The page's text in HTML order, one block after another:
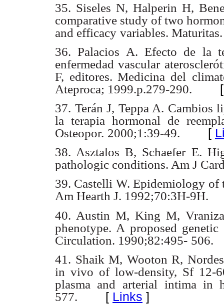
35. Siseles N, Halperin H,
comparative study of two
and efficacy variables.
36. Palacios A. Efecto de la
enfermedad vascular
F, editores. Medicina del
Ateproca; 1999.p.279-290.
37. Terán J, Teppa A. Cambios
la terapia hormonal de
Osteopor. 2000;1:39-49. [
38. Asztalos B, Schaefer E.
pathologic conditions. Am J
39. Castelli W. Epidemiology
Am Hearth J. 1992;70:3H-9H.
40. Austin M, King M,
phenotype. A proposed
Circulation. 1990;82:495- 506.
41. Shaik M, Wooton R,
in vivo of low-density, Sf 12-
plasma and arterial
intima in
577. [ Links ]